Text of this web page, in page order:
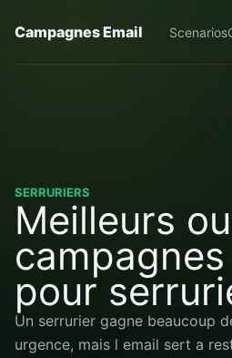
Campagnes Email Scenarios
SERRURIERS
Meilleurs
pour
Un serrurier gagne beaucoup
urgence, mais l email sert a